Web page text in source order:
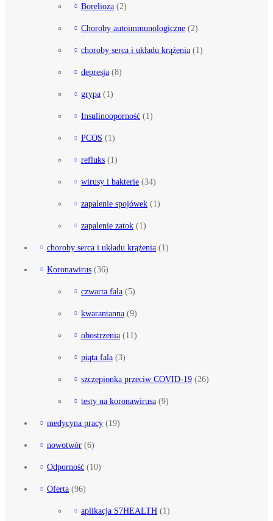
Borelioza (2)
Choroby autoimmunologiczne (2)
choroby serca i układu krążenia (1)
depresja (8)
grypa (1)
Insulinooporność (1)
PCOS (1)
refluks (1)
wirusy i bakterie (34)
zapalenie spojówek (1)
zapalenie zatok (1)
choroby serca i układu krążenia (1)
Koronawirus (36)
czwarta fala (5)
kwarantanna (9)
obostrzenia (11)
piąta fala (3)
szczepionka przeciw COVID-19 (26)
testy na koronawirusa (9)
medycyna pracy (19)
nowotwór (6)
Odporność (10)
Oferta (96)
aplikacja S7HEALTH (1)